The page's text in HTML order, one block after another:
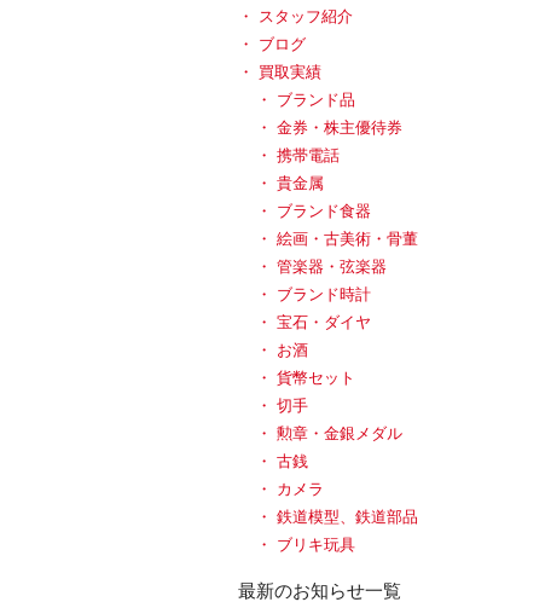
スタッフ紹介
ブログ
買取実績
ブランド品
金券・株主優待券
携帯電話
貴金属
ブランド食器
絵画・古美術・骨董
管楽器・弦楽器
ブランド時計
宝石・ダイヤ
お酒
貨幣セット
切手
勲章・金銀メダル
古銭
カメラ
鉄道模型、鉄道部品
ブリキ玩具
最新のお知らせ一覧